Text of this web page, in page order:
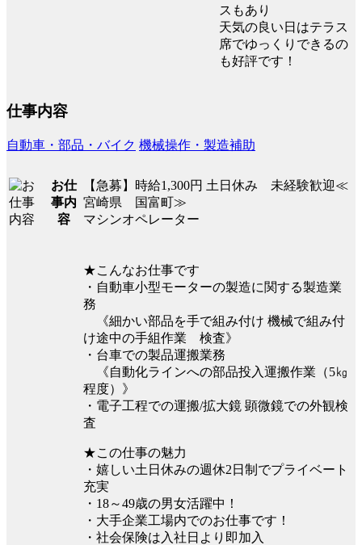
スもあり
天気の良い日はテラス
席でゆっくりできるの
も好評です！
仕事内容
自動車・部品・バイク 機械操作・製造補助
お仕
事内
容
【急募】時給1,300円 土日休み 未経験歓迎≪
宮崎県 国富町≫
マシンオペレーター
★こんなお仕事です
・自動車小型モーターの製造に関する製造業
務
《細かい部品を手で組み付け 機械で組み付
け途中の手組作業 検査》
・台車での製品運搬業務
《自動化ラインへの部品投入運搬作業（5㎏
程度）》
・電子工程での運搬/拡大鏡 顕微鏡での外観検
査
★この仕事の魅力
・嬉しい土日休みの週休2日制でプライベート
充実
・18～49歳の男女活躍中！
・大手企業工場内でのお仕事です！
・社会保険は入社日より即加入